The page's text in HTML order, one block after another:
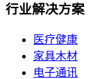
行业解决方案
医疗健康
家具木材
电子通讯